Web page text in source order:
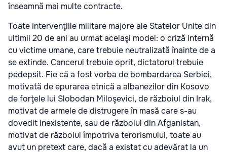
înseamnă mai multe contracte.
Toate intervenţiile militare majore ale Statelor Unite din
ultimii 20 de ani au urmat acelaşi model: o criză internă
cu victime umane, care trebuie neutralizată înainte de a
se extinde. Cancerul trebuie oprit, dictatorul trebuie
pedepsit. Fie că a fost vorba de bombardarea Serbiei,
motivată de epurarea etnică a albanezilor din Kosovo
de forţele lui Slobodan Miloşevici, de războiul din Irak,
motivat de armele de distrugere în masă care s-au
dovedit inexistente, sau de războiul din Afganistan,
motivat de războiul împotriva terorismului, toate au
avut un pretext care, dacă a existat cu adevărat la un